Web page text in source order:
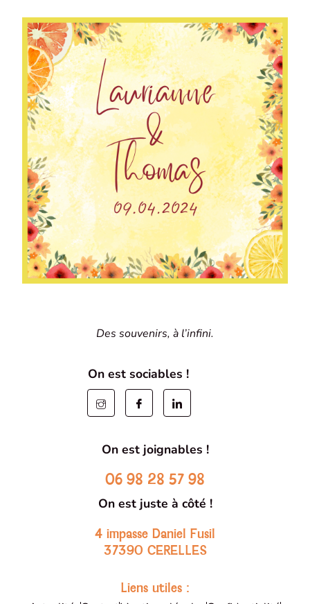
Des souvenirs, à l’infini.
On est sociables !
On est joignables !
06 98 28 57 98
On est juste à côté !
4 impasse Daniel Fusil
37390 CERELLES
Liens utiles :